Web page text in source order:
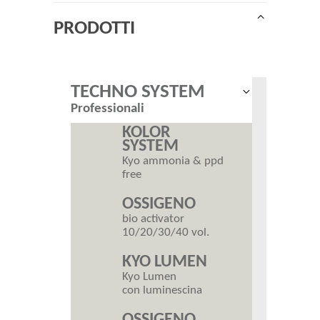
PRODOTTI
TECHNO SYSTEM
Professionali
menu
KOLOR
SYSTEM
Kyo ammonia & ppd
free
OSSIGENO
bio activator
10/20/30/40 vol.
KYO LUMEN
Kyo Lumen
con luminescina